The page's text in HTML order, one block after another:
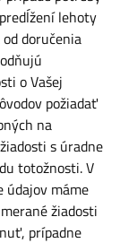
lehoty
doručenia
o Vašej
požiadať
na
s úradne
totožnosti. V
údajov máme
žiadosti
prípadne